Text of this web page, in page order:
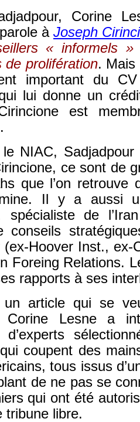
Corine
à Joseph
« informels
de prolifération. Mais
important du
lui donne un
est
le NIAC,
ce sont de
que l’on
Il y a aussi
spécialiste de
conseils
(ex-Hoover Inst., ex-
Foreing Relations.
rapports à ses
article qui se
Corine Lesne a
d’experts
coupent des
tous issus
de ne pas se
qui ont été
tribune libre.